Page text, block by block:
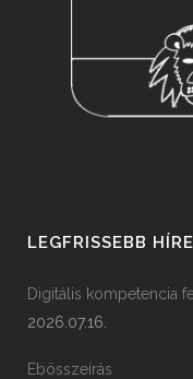
LEGFRISSEBB
Digitális kompetencia
2026.07.16.
Ebösszeírás